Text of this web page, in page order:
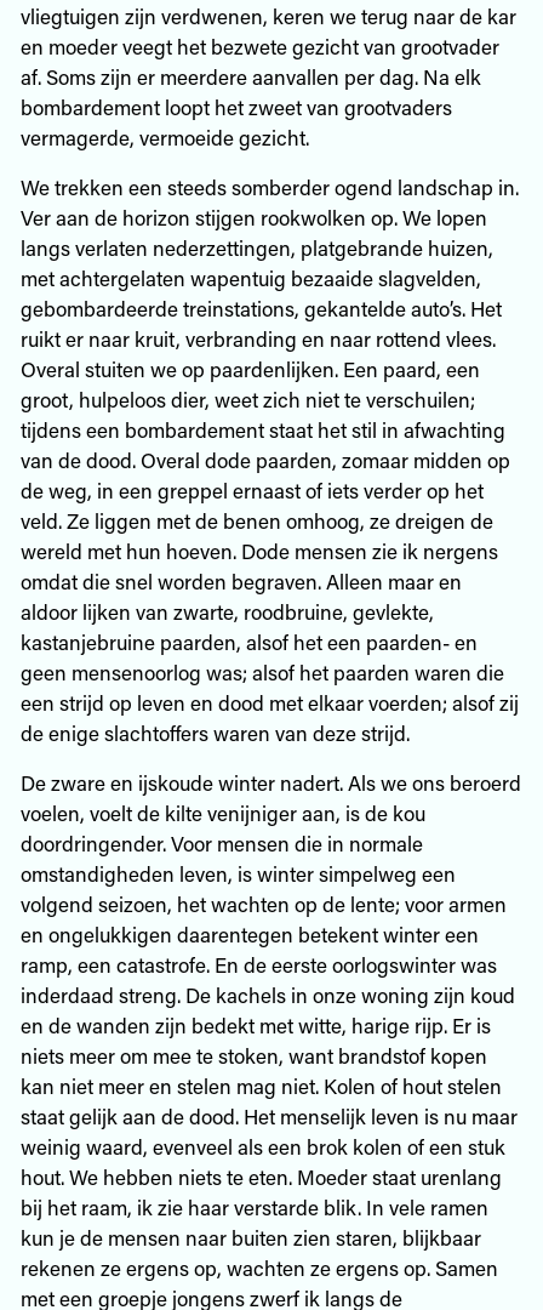
vliegtuigen zijn verdwenen, keren we terug naar de kar
en moeder veegt het bezwete gezicht van grootvader
af. Soms zijn er meerdere aanvallen per dag. Na elk
bombardement loopt het zweet van grootvaders
vermagerde, vermoeide gezicht.
We trekken een steeds somberder ogend landschap in.
Ver aan de horizon stijgen rookwolken op. We lopen
langs verlaten nederzettingen, platgebrande huizen,
met achtergelaten wapentuig bezaaide slagvelden,
gebombardeerde treinstations, gekantelde auto’s. Het
ruikt er naar kruit, verbranding en naar rottend vlees.
Overal stuiten we op paardenlijken. Een paard, een
groot, hulpeloos dier, weet zich niet te verschuilen;
tijdens een bombardement staat het stil in afwachting
van de dood. Overal dode paarden, zomaar midden op
de weg, in een greppel ernaast of iets verder op het
veld. Ze liggen met de benen omhoog, ze dreigen de
wereld met hun hoeven. Dode mensen zie ik nergens
omdat die snel worden begraven. Alleen maar en
aldoor lijken van zwarte, roodbruine, gevlekte,
kastanjebruine paarden, alsof het een paarden- en
geen mensenoorlog was; alsof het paarden waren die
een strijd op leven en dood met elkaar voerden; alsof zij
de enige slachtoffers waren van deze strijd.
De zware en ijskoude winter nadert. Als we ons beroerd
voelen, voelt de kilte venijniger aan, is de kou
doordringender. Voor mensen die in normale
omstandigheden leven, is winter simpelweg een
volgend seizoen, het wachten op de lente; voor armen
en ongelukkigen daarentegen betekent winter een
ramp, een catastrofe. En de eerste oorlogswinter was
inderdaad streng. De kachels in onze woning zijn koud
en de wanden zijn bedekt met witte, harige rijp. Er is
niets meer om mee te stoken, want brandstof kopen
kan niet meer en stelen mag niet. Kolen of hout stelen
staat gelijk aan de dood. Het menselijk leven is nu maar
weinig waard, evenveel als een brok kolen of een stuk
hout. We hebben niets te eten. Moeder staat urenlang
bij het raam, ik zie haar verstarde blik. In vele ramen
kun je de mensen naar buiten zien staren, blijkbaar
rekenen ze ergens op, wachten ze ergens op. Samen
met een groepje jongens zwerf ik langs de